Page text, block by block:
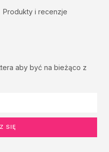
Produkty i recenzje
aby być na bieżąco z
SIĘ